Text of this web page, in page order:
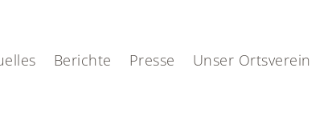
Berichte Presse Unser Ortsverein